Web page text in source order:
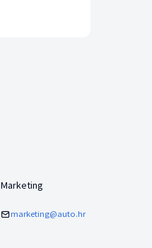
Marketing
marketing@auto.hr